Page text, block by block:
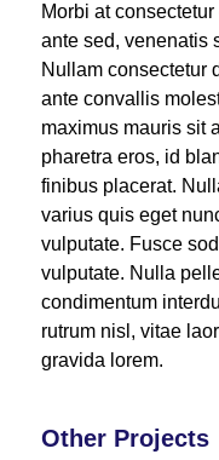
Morbi at
ante sed, venenatis
Nullam consectetur
ante convallis
maximus mauris sit
pharetra eros, id
finibus placerat.
varius quis eget
vulputate. Fusce
vulputate. Nulla
condimentum
rutrum nisl, vitae
gravida lorem.
Other Projects